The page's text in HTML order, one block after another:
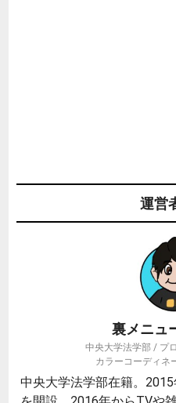
運営
裏メニュ
中央大学法学部 / プ
カラーコーディネ
中央大学法学部在籍。